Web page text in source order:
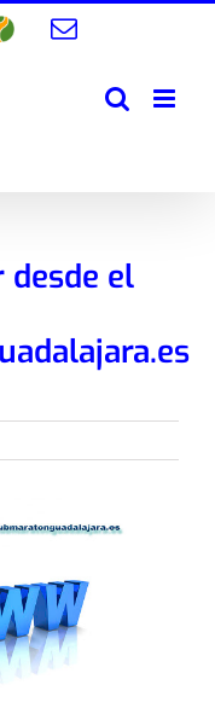
Correo
desde el